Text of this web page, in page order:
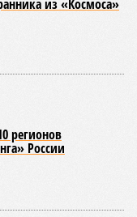
борцы вступают
заключается в
борьбы
дисциплина
сохраняя при
народными
рост
городе